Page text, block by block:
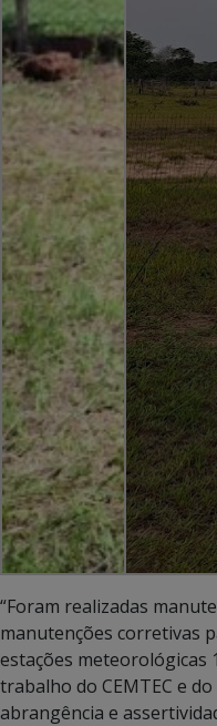
“Foram realizadas
manutenções corretivas
estações meteorológicas
trabalho do CEMTEC e
abrangência e